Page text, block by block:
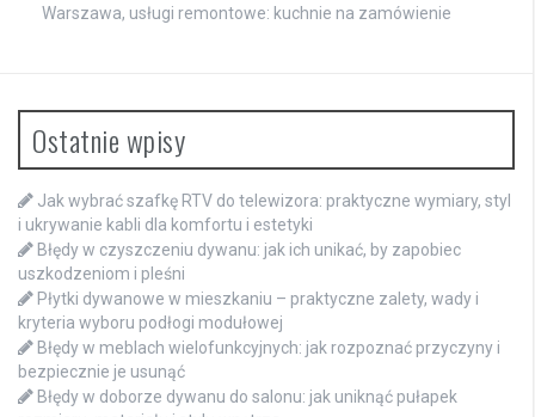
Warszawa, usługi remontowe: kuchnie na zamówienie
Ostatnie wpisy
Jak wybrać szafkę RTV do telewizora: praktyczne wymiary, styl
i ukrywanie kabli dla komfortu i estetyki
Błędy w czyszczeniu dywanu: jak ich unikać, by zapobiec
uszkodzeniom i pleśni
Płytki dywanowe w mieszkaniu – praktyczne zalety, wady i
kryteria wyboru podłogi modułowej
Błędy w meblach wielofunkcyjnych: jak rozpoznać przyczyny i
bezpiecznie je usunąć
Błędy w doborze dywanu do salonu: jak uniknąć pułapek